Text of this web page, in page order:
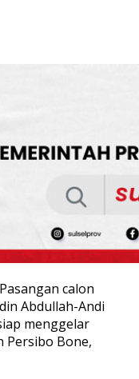
Pasangan calon
Abdullah-Andi
menggelar
Persibo Bone,